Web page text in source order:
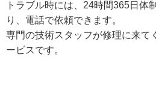
トラブル時には、24時間365日体
り、電話で依頼できます。
専門の技術スタッフが修理に来て
ービスです。